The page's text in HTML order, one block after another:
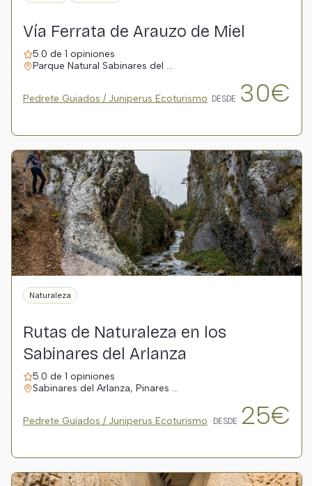
Vía Ferrata de Arauzo de Miel
5.0 de 1 opiniones
Parque Natural Sabinares del …
Pedrete Guiados / Juniperus Ecoturismo DESDE 30€
Naturaleza
Rutas de Naturaleza en los
Sabinares del Arlanza
5.0 de 1 opiniones
Sabinares del Arlanza, Pinares …
Pedrete Guiados / Juniperus Ecoturismo DESDE 25€